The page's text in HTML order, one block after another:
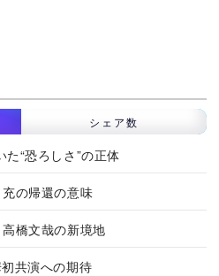
シェア数
た“恐ろしさ”の正体
充の帰還の意味
高橋文哉の新境地
共演への期待